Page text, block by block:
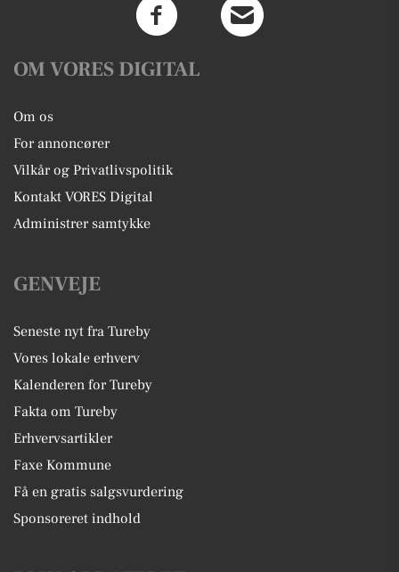
OM VORES DIGITAL
Om os
For annoncører
Vilkår og Privatlivspolitik
Kontakt VORES Digital
Administrer samtykke
GENVEJE
Seneste nyt fra Tureby
Vores lokale erhverv
Kalenderen for Tureby
Fakta om Tureby
Erhvervsartikler
Faxe Kommune
Få en gratis salgsvurdering
Sponsoreret indhold